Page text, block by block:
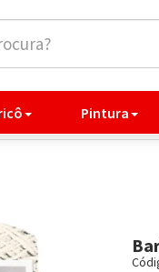
Pintura